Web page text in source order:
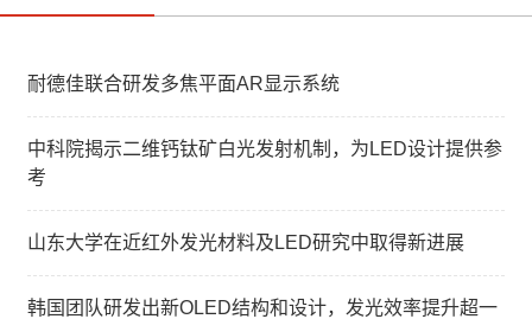
耐德佳联合研发多焦平面AR显示系统
中科院揭示二维钙钛矿白光发射机制，为LED设计提供参
考
山东大学在近红外发光材料及LED研究中取得新进展
韩国团队研发出新OLED结构和设计，发光效率提升超一